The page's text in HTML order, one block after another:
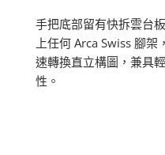
手把底部留有快拆雲台
上任何 Arca Swiss 腳
速轉換直立構圖，兼具
性。